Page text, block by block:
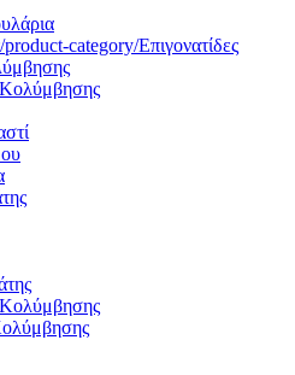
category/Επιγονατίδες